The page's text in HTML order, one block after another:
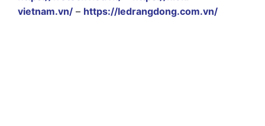
vietnam.vn/ – https://ledrangdong.com.vn/